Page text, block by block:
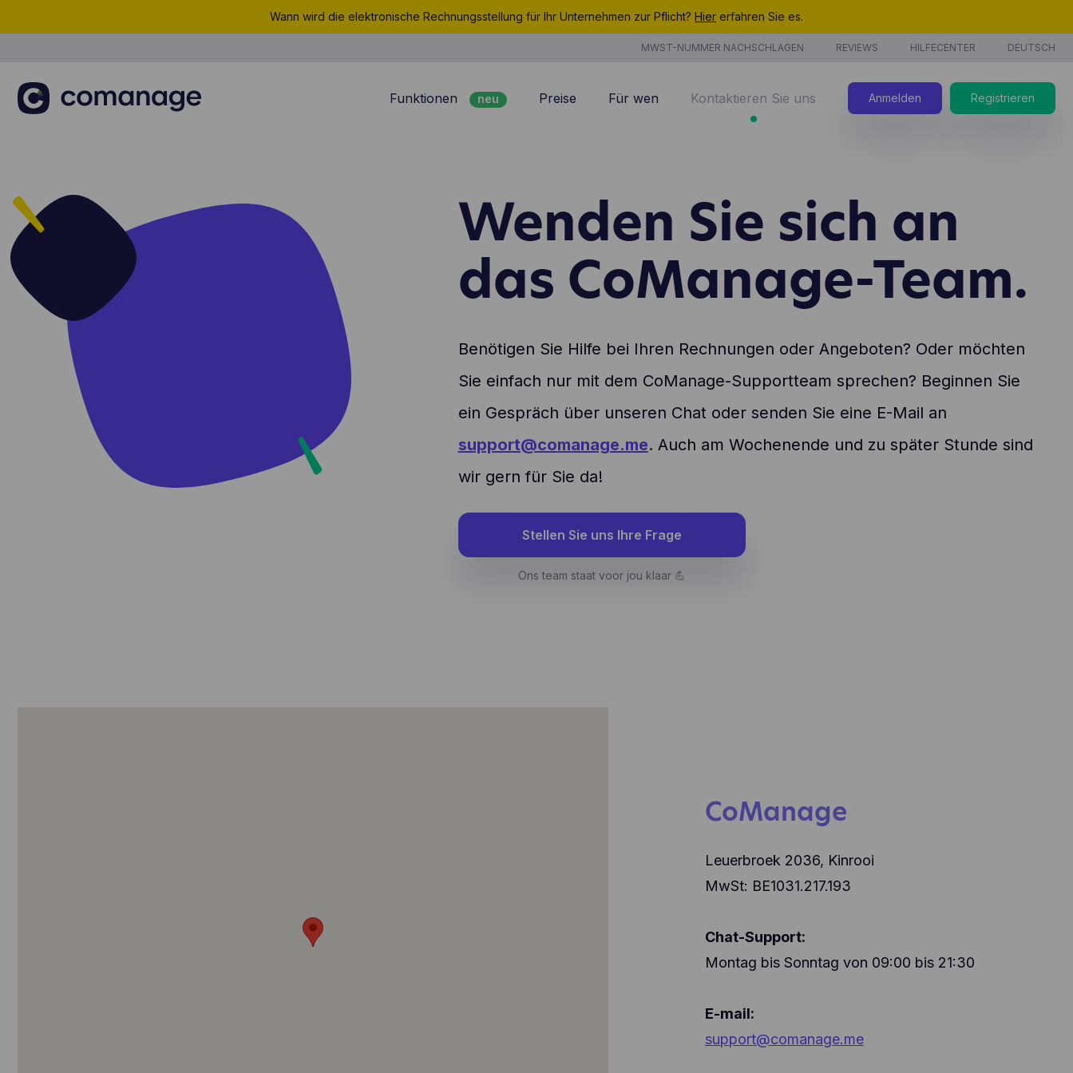
Wann wird die elektronische Rechnungsstellung für Ihr Unternehmen zur Pflicht? Hier erfahren Sie es.
MWST-NUMMER NACHSCHLAGEN REVIEWS HILFECENTER DEUTSCH
Funktionen neu
Angebote
Projektmanagement neu
Zeiterfassung neu
Produkte & Dienstleistungen
CoManage AI
Preise Für wen Kontaktieren Sie uns Anmelden Registrieren
Wenden Sie sich an
das CoManage-Team.
Benötigen Sie Hilfe bei Ihren Rechnungen oder Angeboten? Oder möchten
Sie einfach nur mit dem CoManage-Supportteam sprechen? Beginnen Sie
ein Gespräch über unseren Chat oder senden Sie eine E-Mail an
support@comanage.me. Auch am Wochenende und zu später Stunde sind
wir gern für Sie da!
Stellen Sie uns Ihre Frage
Ons team staat voor jou klaar 💪
CoManage
Leuerbroek 2036, Kinrooi
MwSt: BE1031.217.193
Chat-Support:
Montag bis Sonntag von 09:00 bis 21:30
E-mail:
support@comanage.me